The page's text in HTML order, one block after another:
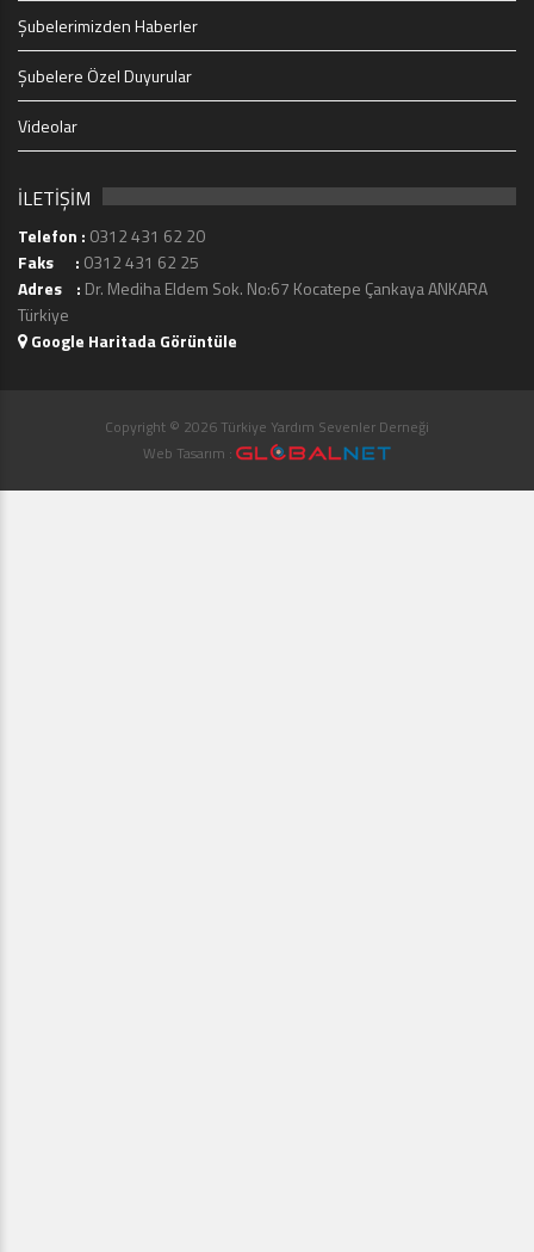
Şubelerimizden Haberler
Şubelere Özel Duyurular
Videolar
İLETİŞİM
Telefon : 0312 431 62 20
Faks : 0312 431 62 25
Adres : Dr. Mediha Eldem Sok. No:67 Kocatepe Çankaya ANKARA
Türkiye
Google Haritada Görüntüle
Copyright © 2026 Türkiye Yardım Sevenler Derneği
Web Tasarım :